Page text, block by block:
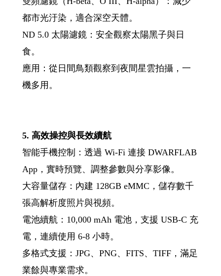
都市光汙染，適合深空天體。
ND 5.0 太陽濾鏡：安全觀察太陽黑子與日
食。
應用：從日間鳥類觀察到夜間星雲拍攝，一
機多用。
5. 高效操控與長效續航
智能手機控制：透過 Wi-Fi 連接 DWARFLAB
App，實時預覽、調整參數與分享影像。
大容量儲存：內建 128GB eMMC，儲存數千
張高解析度照片與視頻。
電池續航：10,000 mAh 電池，支援 USB-C 充
電，連續使用 6-8 小時。
多格式支援：JPG、PNG、FITS、TIFF，滿足
業餘與專業需求。